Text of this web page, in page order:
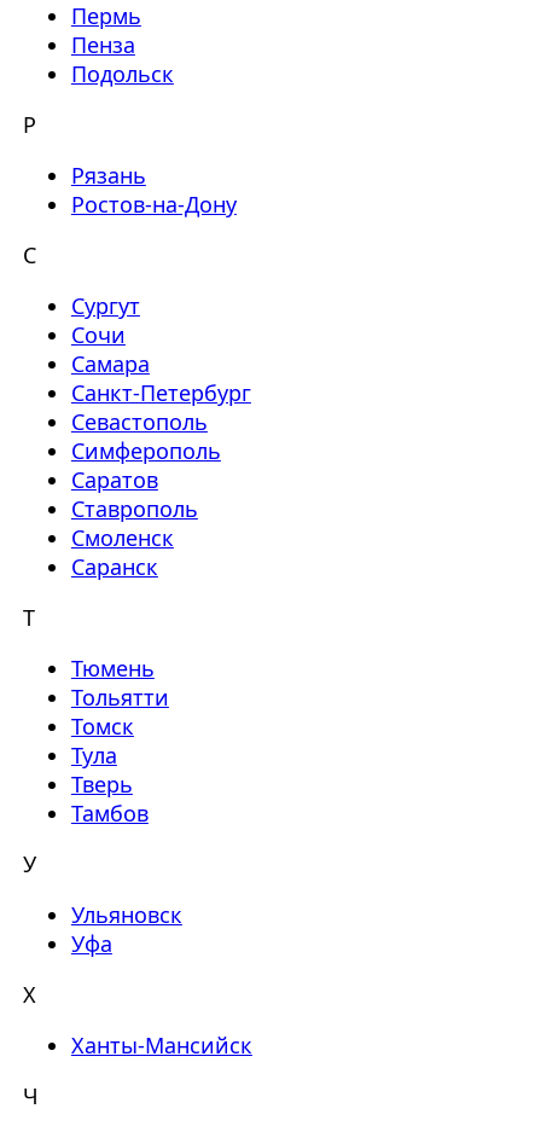
Пермь
Пенза
Подольск
Р
Рязань
Ростов-на-Дону
С
Сургут
Сочи
Самара
Санкт-Петербург
Севастополь
Симферополь
Саратов
Ставрополь
Смоленск
Саранск
Т
Тюмень
Тольятти
Томск
Тула
Тверь
Тамбов
У
Ульяновск
Уфа
Х
Ханты-Мансийск
Ч